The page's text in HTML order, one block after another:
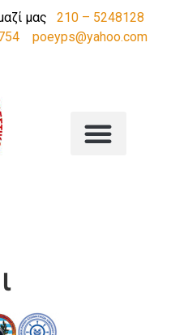
μας 210 – 5248128
poeyps@yahoo.com